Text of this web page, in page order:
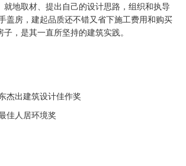
就地取材、提出自己的设计思路，组织和执导
盖房，建起品质还不错又省下施工费用和购买
，是其一直所坚持的建筑实践。
杰出建筑设计佳作奖
佳人居环境奖